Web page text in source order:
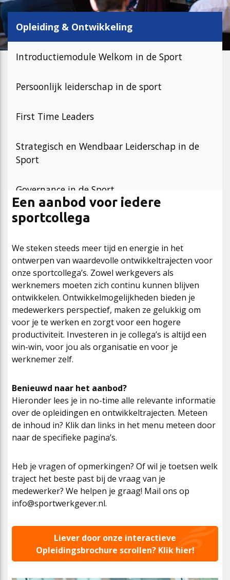
Opleiding & Ontwikkeling
Introductiemodule Welkom in de Sport
Persoonlijk leiderschap in de sport
First Time Leaders
Strategisch en Wendbaar Leiderschap in de
Sport
Governance in de Sport
Een aanbod voor iedere
sportcollega
We steken steeds meer tijd en energie in het
ontwerpen van waardevolle ontwikkeltrajecten voor
onze sportcollega’s. Zowel werkgevers als
werknemers moeten zich continu kunnen blijven
ontwikkelen. Ontwikkelmogelijkheden bieden je
medewerkers perspectief, maken ze gelukkig om
voor je te werken en zorgt voor een hogere
productiviteit. Investeren in je collega’s is altijd een
win-win, voor jou als organisatie en voor je
werknemer zelf.
Benieuwd naar het aanbod?
Hieronder lees je in no-time alle relevante informatie
over de opleidingen en ontwikkeltrajecten. Meteen
de inhoud in? Klik dan links in het menu meteen door
naar de specifieke pagina’s.
Heb je vragen of opmerkingen? Of wil je toetsen welk
traject het beste past bij de vraag van je
medewerker? We helpen je graag! Mail ons op
info@sportwerkgever.nl.
Liever door onze interactieve
Opleidingsbrochure scrollen? Klik hier!
Cao-app
Updates CAO Sport 2026-2027
FAQ
First Time Leaders
Strategisch en Wendbaar Leiderschap in de Sport
Governance in de Sport
Mantelovereenkomsten
Thema’s
Het nieuwe pensioenstelsel
Team
Raad van Toezicht
Vacatures
Agenda
Contact